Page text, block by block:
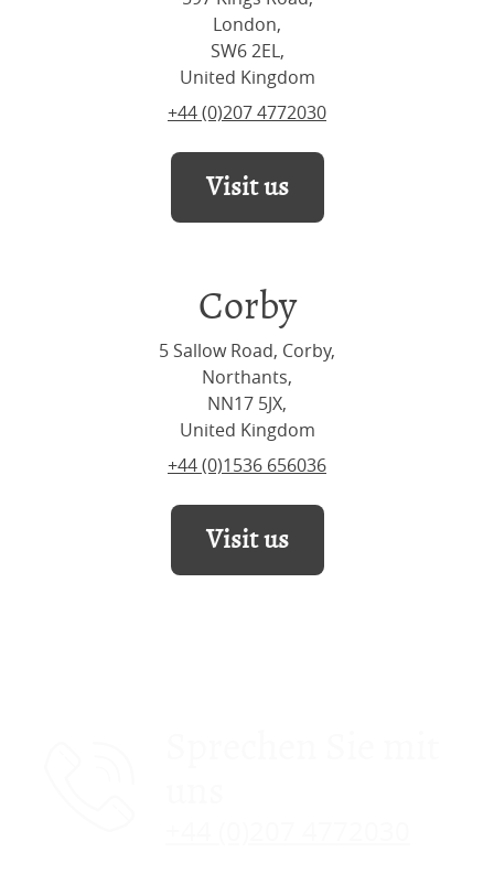
London,
SW6 2EL,
United Kingdom
+44 (0)207 4772030
Visit us
Corby
5 Sallow Road, Corby,
Northants,
NN17 5JX,
United Kingdom
+44 (0)1536 656036
Visit us